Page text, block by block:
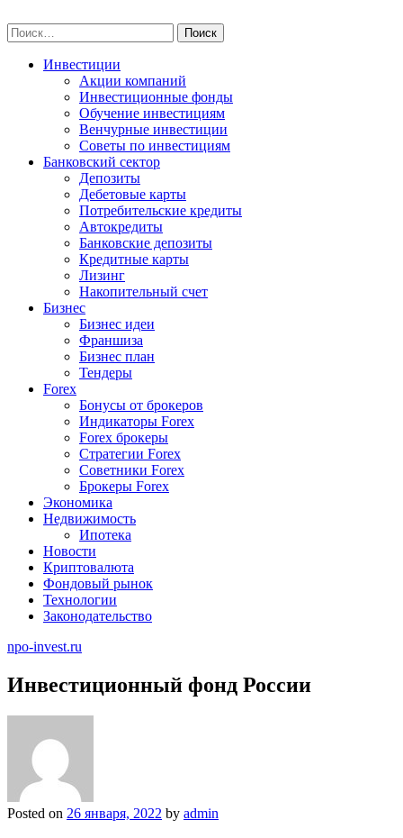
to
content
Найти:
Инвестиции
Акции компаний
Инвестиционные фонды
Обучение инвестициям
Венчурные инвестиции
Советы по инвестициям
Банковский сектор
Депозиты
Дебетовые карты
Потребительские кредиты
Автокредиты
Банковские депозиты
Кредитные карты
Лизинг
Накопительный счет
Бизнес
Бизнес идеи
Франшиза
Бизнес план
Тендеры
Forex
Бонусы от брокеров
Индикаторы Forex
Forex брокеры
Стратегии Forex
Советники Forex
Брокеры Forex
Экономика
Недвижимость
Ипотека
Новости
Криптовалюта
Фондовый рынок
Технологии
Законодательство
npo-invest.ru
Инвестиционный фонд России
Posted on 26 января, 2022 by admin